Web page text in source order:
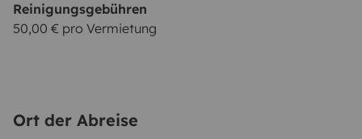
Reinigungsgebühren
50,00 € pro Vermietung
Ort der Abreise